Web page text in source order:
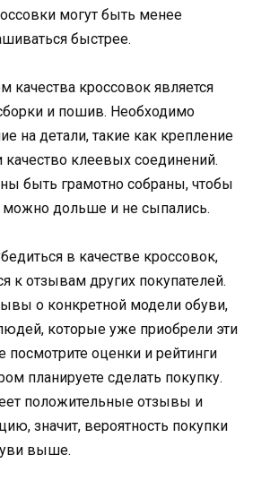
могут быть менее
быстрее.
качества кроссовок является
и пошив. Необходимо
на детали, такие как крепление
клеевых соединений.
быть грамотно собраны, чтобы
можно дольше и не сыпались.
в качестве кроссовок,
к отзывам других покупателей.
о конкретной модели обуви,
которые уже приобрели эти
посмотрите оценки и рейтинги
планируете сделать покупку.
положительные отзывы и
значит, вероятность покупки
выше.